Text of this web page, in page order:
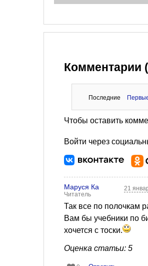
Комментарии
Последние
Чтобы оставить
Войти через
Маруся Ка
Читатель
21
Так все по полочкам
Вам бы учебники по
хочется с тоски.
Оценка статьи: 5